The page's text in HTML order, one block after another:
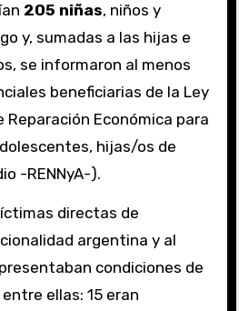
205 niñas, niños y
y, sumadas a las hijas e
se informaron al menos
beneficiarias de la Ley
Reparación Económica para
hijas/os de
-RENNyA-).
directas de
argentina y al
condiciones de
ellas: 15 eran